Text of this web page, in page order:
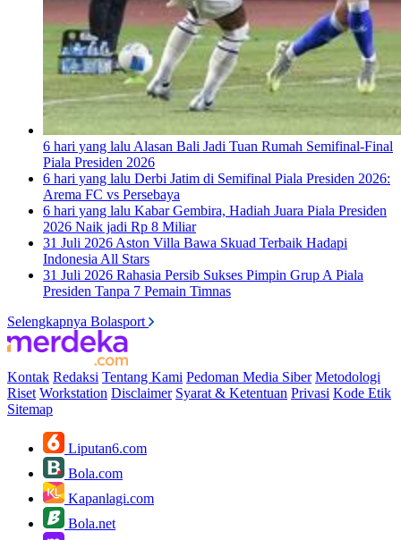
6 hari yang lalu Alasan Bali Jadi Tuan Rumah Semifinal-Final
Piala Presiden 2026
6 hari yang lalu Derbi Jatim di Semifinal Piala Presiden 2026:
Arema FC vs Persebaya
6 hari yang lalu Kabar Gembira, Hadiah Juara Piala Presiden
2026 Naik jadi Rp 8 Miliar
31 Juli 2026 Aston Villa Bawa Skuad Terbaik Hadapi
Indonesia All Stars
31 Juli 2026 Rahasia Persib Sukses Pimpin Grup A Piala
Presiden Tanpa 7 Pemain Timnas
Selengkapnya Bolasport
Kontak Redaksi Tentang Kami Pedoman Media Siber Metodologi
Riset Workstation Disclaimer Syarat & Ketentuan Privasi Kode Etik
Sitemap
Liputan6.com
Bola.com
Kapanlagi.com
Bola.net